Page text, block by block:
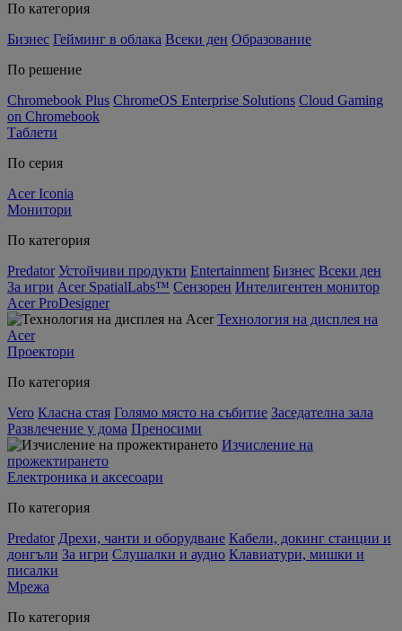
По категория
Бизнес Гейминг в облака Всеки ден Образование
По решение
Chromebook Plus ChromeOS Enterprise Solutions Cloud Gaming
on Chromebook
Таблети
По серия
Acer Iconia
Монитори
По категория
Predator Устойчиви продукти Entertainment Бизнес Всеки ден
За игри Acer SpatialLabs™ Сензорен Интелигентен монитор
Acer ProDesigner
Технология на дисплея на
Acer
Проектори
По категория
Vero Класна стая Голямо място на събитие Заседателна зала
Развлечение у дома Преносими
Изчисление на
прожектирането
Електроника и аксесоари
По категория
Predator Дрехи, чанти и оборудване Кабели, докинг станции и
донгъли За игри Слушалки и аудио Клавиатури, мишки и
писалки
Мрежа
По категория